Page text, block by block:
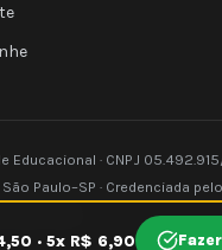
· 5x R$ 6,90
· CNPJ
Paulo–SP · Credenciada